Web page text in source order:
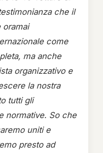
che il
oramai
come
ma anche
organizzativo e
la nostra
tutti gli
normative. So che
uniti e
presto ad